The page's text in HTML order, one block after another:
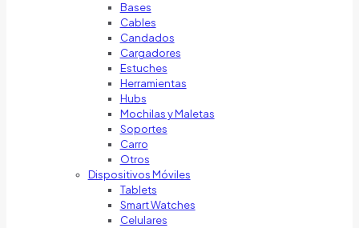
Bases
Cables
Candados
Cargadores
Estuches
Herramientas
Hubs
Mochilas y Maletas
Soportes
Carro
Otros
Dispositivos Móviles
Tablets
Smart Watches
Celulares